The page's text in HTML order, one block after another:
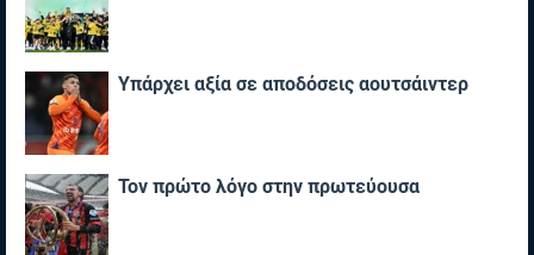
Υπάρχει αξία σε αποδόσεις αουτσάιντερ
Τον πρώτο λόγο στην πρωτεύουσα